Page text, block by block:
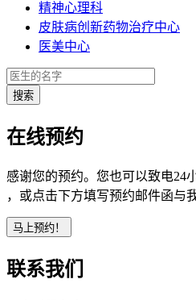
精神心理科
皮肤病创新药物治疗中心
医美中心
在线预约
感谢您的预约。您也可以致电24
，或点击下方填写预约邮件函与
联系我们